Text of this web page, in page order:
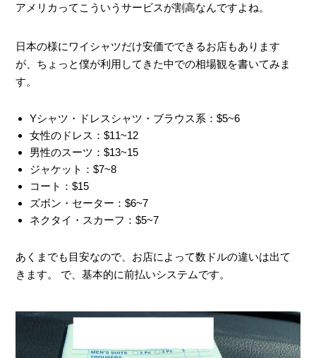
アメリカってこういうサービスが割高なんですよね。
日本の様にワイシャツだけ安価でできるお店もあります
が、ちょっと僕が利用してきた中での相場観を書いてみま
す。
Yシャツ・ドレスシャツ・ブラウス系：$5~6
女性のドレス：$11~12
男性のスーツ：$13~15
ジャケット：$7~8
コート：$15
ズボン・セーター：$6~7
ネクタイ・スカーフ：$5~7
あくまでも目安なので、お店によって数ドルの違いは出て
きます。 で、基本的に前払いシステムです。